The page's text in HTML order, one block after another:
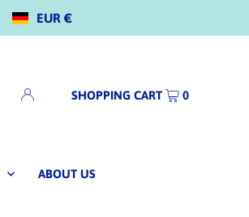
EUR €
ABOUT US
SHOPPING CART 0